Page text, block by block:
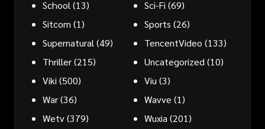
School (13) Sci-Fi (69)
Sitcom (1) Sports (26)
Supernatural (49) TencentVideo (133)
Thriller(215) Uncategorized (10)
Viki (500) Viu (3)
War(36) Wavve (1)
Wetv(379) Wuxia (201)